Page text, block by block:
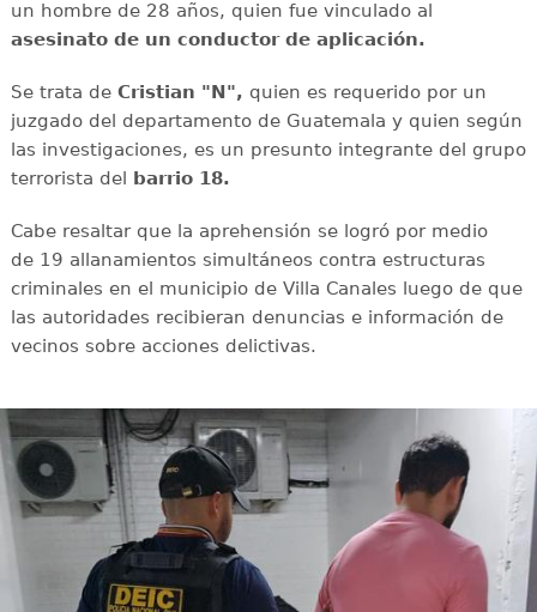
un hombre de 28 años, quien fue vinculado al
asesinato de un conductor de aplicación.
Se trata de Cristian "N", quien es requerido por un
juzgado del departamento de Guatemala y quien según
las investigaciones, es un presunto integrante del grupo
terrorista del
barrio 18.
Cabe resaltar que la aprehensión se logró por medio
de 19 allanamientos simultáneos contra estructuras
criminales en el municipio de Villa Canales luego de que
las autoridades recibieran denuncias e información de
vecinos sobre acciones delictivas.